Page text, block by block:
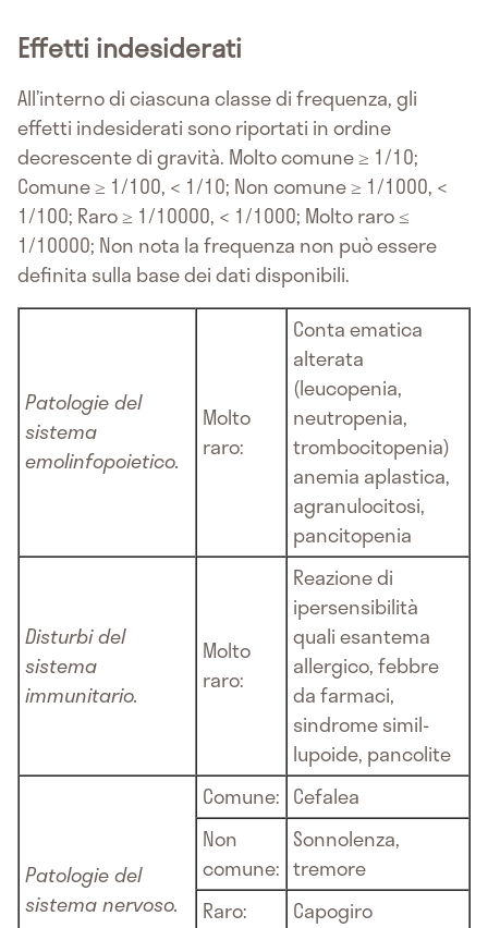
Effetti indesiderati
All’interno di ciascuna classe di frequenza, gli
effetti indesiderati sono riportati in ordine
decrescente di gravità. Molto comune ≥ 1/10;
Comune ≥ 1/100, < 1/10; Non comune ≥ 1/1000, <
1/100; Raro ≥ 1/10000, < 1/1000; Molto raro ≤
1/10000; Non nota la frequenza non può essere
definita sulla base dei dati disponibili.
Patologie del
sistema
emolinfopoietico.
Molto
raro:
Conta ematica
alterata
(leucopenia,
neutropenia,
trombocitopenia)
anemia aplastica,
agranulocitosi,
pancitopenia
Disturbi del
sistema
immunitario.
Molto
raro:
Reazione di
ipersensibilità
quali esantema
allergico, febbre
da farmaci,
sindrome simil-
lupoide, pancolite
Patologie del
sistema nervoso.
Comune: Cefalea
Non
comune:
Sonnolenza,
tremore
Raro:
Capogiro